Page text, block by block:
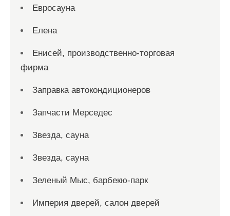
Евросауна
Елена
Енисей, производственно-торговая
фирма
Заправка автокондиционеров
Запчасти Мерседес
Звезда, сауна
Звезда, сауна
Зеленый Мыс, барбекю-парк
Империя дверей, салон дверей